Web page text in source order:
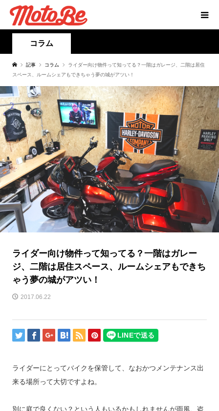
コラム
記事 コラム
ライダー向け物件って知ってる？一階はガレージ、二階は居住
スペース、ルームシェアもできちゃう夢の城がアツい！
ライダー向け物件って知ってる？一階はガレー
ジ、二階は居住スペース、ルームシェアもできち
ゃう夢の城がアツい！
2017.06.22
ライダーにとってバイクを保管して、なおかつメンテナンス出
来る場所って大切ですよね。
別に庭で良くない？という人もいるかもしれませんが雨風、盗